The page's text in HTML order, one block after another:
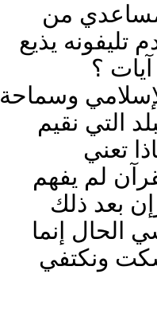
من
تليفونه يذيع
؟
وسماحة
التي نقيم
تعني
لم يفهم
بعد ذلك
الحال إنما
ونكتفي